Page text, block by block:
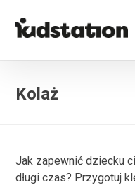
Kolaż
Jak zapewnić dziecku
długi czas? Przygotuj